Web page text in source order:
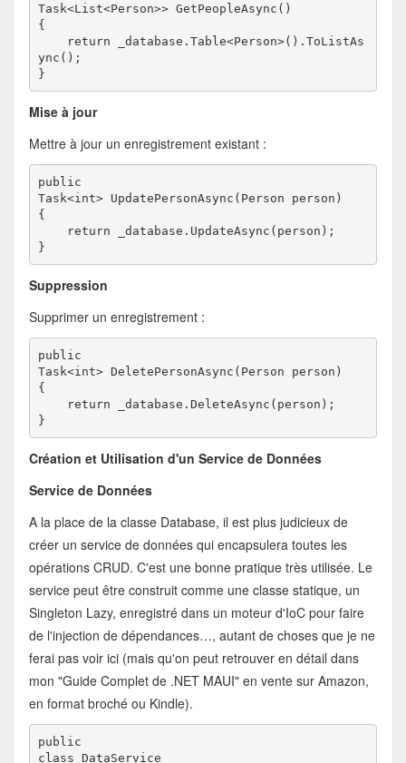
Task<List<Person>> GetPeopleAsync()
{
return _database.Table<Person>().ToListAs
ync();
}
Mise à jour
Mettre à jour un enregistrement existant :
public
Task<int> UpdatePersonAsync(Person person)
{
return _database.UpdateAsync(person);
}
Suppression
Supprimer un enregistrement :
public
Task<int> DeletePersonAsync(Person person)
{
return _database.DeleteAsync(person);
}
Création et Utilisation d'un Service de Données
Service de Données
A la place de la classe Database, il est plus judicieux de
créer un service de données qui encapsulera toutes les
opérations CRUD. C'est une bonne pratique très utilisée. Le
service peut être construit comme une classe statique, un
Singleton Lazy, enregistré dans un moteur d'IoC pour faire
de l'injection de dépendances…, autant de choses que je ne
ferai pas voir ici (mais qu'on peut retrouver en détail dans
mon "Guide Complet de .NET MAUI" en vente sur Amazon,
en format broché ou Kindle).
public
class DataService